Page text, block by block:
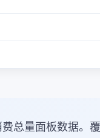
总量面板数据。